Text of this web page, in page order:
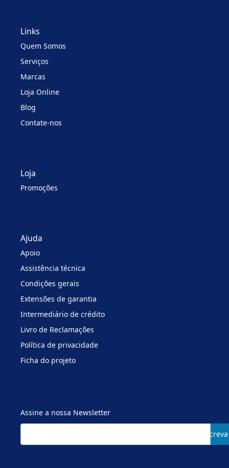
Links
Quem Somos
Serviços
Marcas
Loja Online
Blog
Contate-nos
Loja
Promoções
Ajuda
Apoio
Assistência técnica
Condições gerais
Extensões de garantia
Intermediário de crédito
Livro de Reclamações
Política de privacidade
Ficha do projeto
Assine a nossa Newsletter
Subscreva